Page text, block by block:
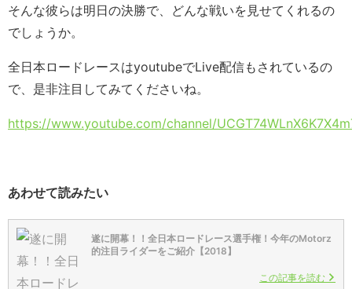
そんな彼らは明日の決勝で、どんな戦いを見せてくれるの
でしょうか。
全日本ロードレースはyoutubeでLive配信もされているの
で、是非注目してみてくださいね。
https://www.youtube.com/channel/
あわせて読みたい
遂に開幕！！全日本ロードレース選手権！今年のMotorz
的注目ライダーをご紹介【2018】
この記事を読む